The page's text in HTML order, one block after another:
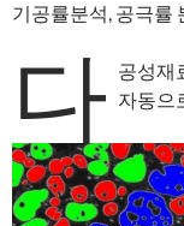
기공률분석, 공극률
다 공성재
자동으